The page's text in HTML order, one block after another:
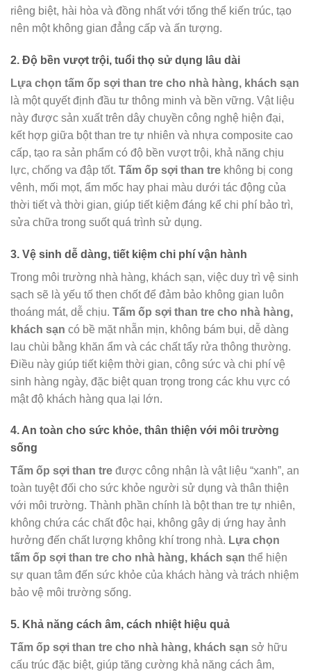
riêng biệt, hài hòa và đồng nhất với tổng thể kiến trúc, tạo
nên một không gian đẳng cấp và ấn tượng.
2. Độ bền vượt trội, tuổi thọ sử dụng lâu dài
Lựa chọn tấm ốp sợi than tre cho nhà hàng, khách sạn
là một quyết định đầu tư thông minh và bền vững. Vật liệu
này được sản xuất trên dây chuyền công nghệ hiện đại,
kết hợp giữa bột than tre tự nhiên và nhựa composite cao
cấp, tạo ra sản phẩm có độ bền vượt trội, khả năng chịu
lực, chống va đập tốt. Tấm ốp sợi than tre không bị cong
vênh, mối mọt, ẩm mốc hay phai màu dưới tác động của
thời tiết và thời gian, giúp tiết kiệm đáng kể chi phí bảo trì,
sửa chữa trong suốt quá trình sử dụng.
3. Vệ sinh dễ dàng, tiết kiệm chi phí vận hành
Trong môi trường nhà hàng, khách sạn, việc duy trì vệ sinh
sạch sẽ là yếu tố then chốt để đảm bảo không gian luôn
thoáng mát, dễ chịu. Tấm ốp sợi than tre cho nhà hàng,
khách sạn có bề mặt nhẵn mịn, không bám bụi, dễ dàng
lau chùi bằng khăn ẩm và các chất tẩy rửa thông thường.
Điều này giúp tiết kiệm thời gian, công sức và chi phí vệ
sinh hàng ngày, đặc biệt quan trọng trong các khu vực có
mật độ khách hàng qua lại lớn.
4. An toàn cho sức khỏe, thân thiện với môi trường
sống
Tấm ốp sợi than tre được công nhận là vật liệu “xanh”, an
toàn tuyệt đối cho sức khỏe người sử dụng và thân thiện
với môi trường. Thành phần chính là bột than tre tự nhiên,
không chứa các chất độc hại, không gây dị ứng hay ảnh
hưởng đến chất lượng không khí trong nhà. Lựa chọn
tấm ốp sợi than tre cho nhà hàng, khách sạn thể hiện
sự quan tâm đến sức khỏe của khách hàng và trách nhiệm
bảo vệ môi trường sống.
5. Khả năng cách âm, cách nhiệt hiệu quả
Tấm ốp sợi than tre cho nhà hàng, khách sạn sở hữu
cấu trúc đặc biệt, giúp tăng cường khả năng cách âm,